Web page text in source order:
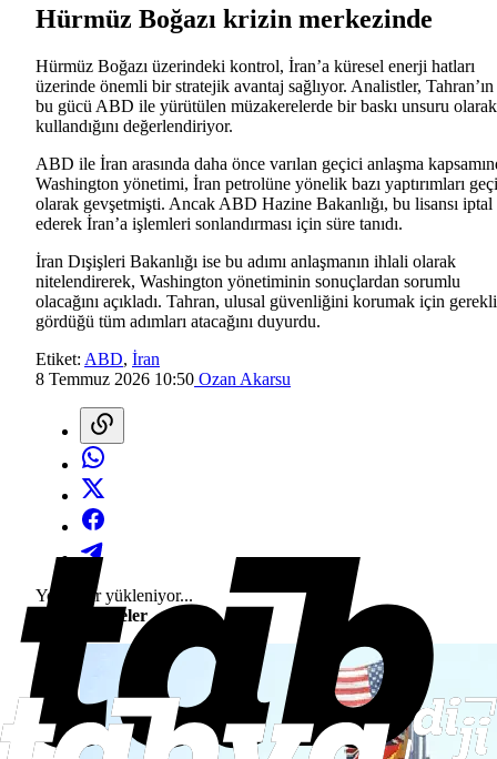
Hürmüz Boğazı krizin merkezinde
Hürmüz Boğazı üzerindeki kontrol, İran’a küresel enerji hatları
üzerinde önemli bir stratejik avantaj sağlıyor. Analistler, Tahran’ın
bu gücü ABD ile yürütülen müzakerelerde bir baskı unsuru olarak
kullandığını değerlendiriyor.
ABD ile İran arasında daha önce varılan geçici anlaşma
Washington yönetimi, İran petrolüne yönelik bazı yaptırımları
olarak gevşetmişti. Ancak ABD Hazine Bakanlığı, bu lisansı iptal
ederek İran’a işlemleri sonlandırması için süre tanıdı.
İran Dışişleri Bakanlığı ise bu adımı anlaşmanın ihlali olarak
nitelendirerek, Washington yönetiminin sonuçlardan sorumlu
olacağını açıkladı. Tahran, ulusal güvenliğini korumak için gerekli
gördüğü tüm adımları atacağını duyurdu.
Etiket: ABD, İran
8 Temmuz 2026 10:50 Ozan Akarsu
Yorumlar yükleniyor...
Son Gelişmeler